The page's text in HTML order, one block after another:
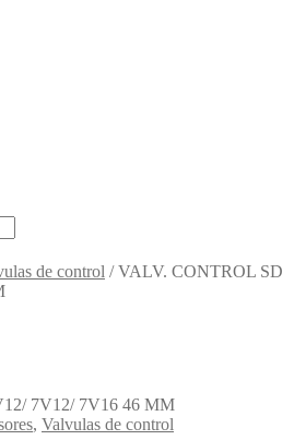
de control /VALV. CONTROL SD
7V12/ 7V16 46 MM
, Valvulas de control